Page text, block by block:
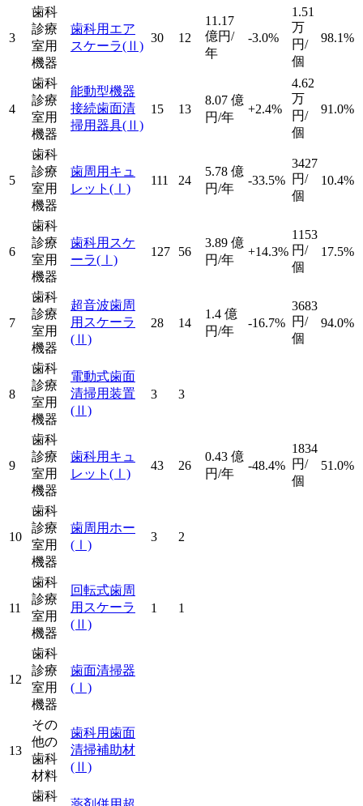
3
歯科
診療
室用
機器
歯科用エア
スケーラ(Ⅱ)
30 12
11.17
億円/
年
-3.0%
1.51
万
円/
個
98.1%
4
歯科
診療
室用
機器
能動型機器
接続歯面清
掃用器具(Ⅱ)
15 13
8.07 億
円/年
+2.4%
4.62
万
円/
個
91.0%
5
歯科
診療
室用
機器
歯周用キュ
レット (Ⅰ)
111 24
5.78 億
円/年
-33.5%
3427
円/
個
10.4%
6
歯科
診療
室用
機器
歯科用スケ
ーラ(Ⅰ)
127 56
3.89 億
円/年
+14.3%
1153
円/
個
17.5%
7
歯科
診療
室用
機器
超音波歯周
用スケーラ
(Ⅱ)
28 14
1.4 億
円/年
-16.7%
3683
円/
個
94.0%
8
歯科
診療
室用
機器
電動式歯面
清掃用装置
(Ⅱ)
3 3
9
歯科
診療
室用
機器
歯科用キュ
レット (Ⅰ)
43 26
0.43 億
円/年
-48.4%
1834
円/
個
51.0%
10
歯科
診療
室用
機器
歯周用ホー
(Ⅰ)
3 2
11
歯科
診療
室用
機器
回転式歯周
用スケーラ
(Ⅱ)
1 1
12
歯科
診療
室用
機器
歯面清掃器
(Ⅰ)
13
その
他の
歯科
材料
歯科用歯面
清掃補助材
(Ⅱ)
歯科